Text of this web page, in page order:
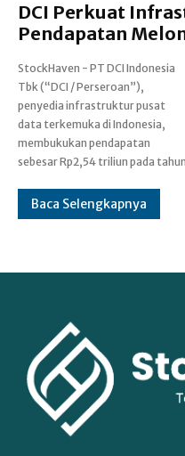
DCI Perkuat
Pendapatan
StockHaven - PT DCI Indonesia
Tbk (“DCI / Perseroan”),
penyedia infrastruktur pusat
data terkemuka di Indonesia,
membukukan pendapatan
sebesar Rp2,54 triliun pada tahun
buku 2025, tumbuh 40,1% secara
tahunan. Pencapaian tersebut
disampaikan dalam RUPS Tahunan
2026 yang digelar hari ini Senin,
Baca Selengkapnya